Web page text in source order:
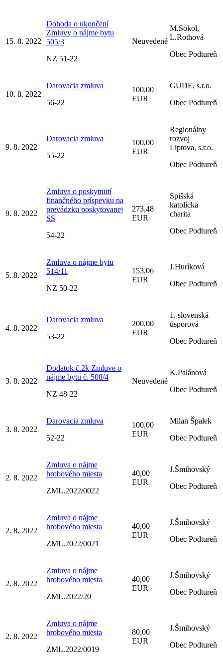
15. 8. 2022
Dohoda o ukončení
Zmluvy o nájme bytu
505/3
NZ 51-22
Neuvedené
M.Sokol,
L.Rothová
Obec Podtureň
10. 8. 2022
Darovacia zmluva
56-22
100,00
EUR
GÜDE, s.r.o.
Obec Podtureň
9. 8. 2022
Darovacia zmluva
55-22
100,00
EUR
Regionálny
rozvoj
Liptova, s.r.o.
Obec Podtureň
9. 8. 2022
Zmluva o poskytnutí
finančného príspevku na
prevádzku poskytovanej
SS
54-22
273,48
EUR
Spišská
katolícka
charita
Obec Podtureň
5. 8. 2022
Zmluva o nájme bytu
514/11
NZ 50-22
153,06
EUR
J.Huríková
Obec Podtureň
4. 8. 2022
Darovacia zmluva
53-22
200,00
EUR
1. slovenská
úsporová
Obec Podtureň
3. 8. 2022
Dodatok č.2k Zmluve o
nájme bytu č. 508/4
NZ 48-22
Neuvedené
K.Palánová
Obec Podtureň
3. 8. 2022
Darovacia zmluva
52-22
100,00
EUR
Milan Špalek
Obec Podtureň
2. 8. 2022
Zmluva o nájme
hrobového miesta
ZML.2022/0022
40,00
EUR
J.Šmihovský
Obec Podtureň
2. 8. 2022
Zmluva o nájme
hrobového miesta
ZML.2022/0021
40,00
EUR
J.Šmihovský
Obec Podtureň
2. 8. 2022
Zmluva o nájme
hrobového miesta
ZML.2022/20
40,00
EUR
J.Šmihovský
Obec Podtureň
2. 8. 2022
Zmluva o nájme
hrobového miesta
ZML.2022/0019
80,00
EUR
J.Šmihovský
Obec Podtureň